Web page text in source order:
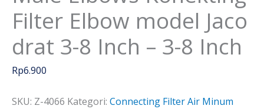
Filter Elbow model Jaco
drat 3-8 Inch – 3-8 Inch
Rp6.900
SKU: Z-4066 Kategori: Connecting Filter Air Minum
8
Inch
-
3-
Inch